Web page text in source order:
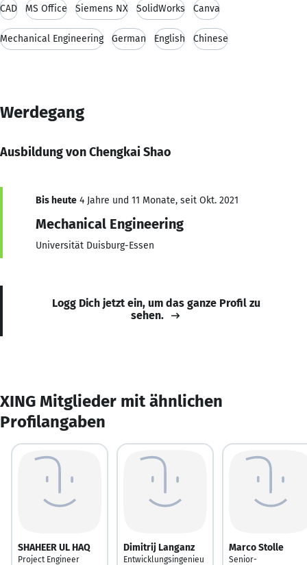
CAD MS Office Siemens NX SolidWorks Canva
Mechanical Engineering German English Chinese
Werdegang
Ausbildung von Chengkai Shao
Bis heute 4 Jahre und 11 Monate, seit Okt. 2021
Mechanical Engineering
Universität Duisburg-Essen
Logg Dich jetzt ein, um das ganze Profil zu
sehen.
XING Mitglieder mit ähnlichen
Profilangaben
SHAHEER UL HAQ
Project Engineer
Dimitrij Langanz
Entwicklungsingenieu
Marco Stolle
Senior-